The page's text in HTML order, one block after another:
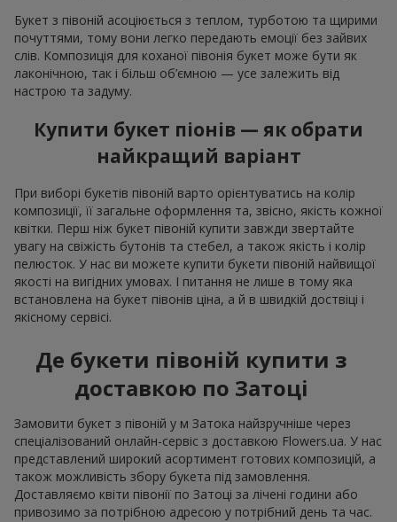
Букет з півоній асоціюється з теплом, турботою та щирими
почуттями, тому вони легко передають емоції без зайвих
слів. Композиція для коханої півонія букет може бути як
лаконічною, так і більш об’ємною — усе залежить від
настрою та задуму.
Купити букет піонів — як обрати
найкращий варіант
При виборі букетів півоній варто орієнтуватись на колір
композиції, її загальне оформлення та, звісно, якість кожної
квітки. Перш ніж букет півоній купити завжди звертайте
увагу на свіжість бутонів та стебел, а також якість і колір
пелюсток. У нас ви можете купити букети півоній найвищої
якості на вигідних умовах. І питання не лише в тому яка
встановлена на букет півонів ціна, а й в швидкій доствіці і
якісному сервісі.
Де букети півоній купити з
доставкою по Затоці
Замовити букет з півоній у м Затока найзручніше через
спеціалізований онлайн-сервіс з доставкою Flowers.ua. У нас
представлений широкий асортимент готових композицій, а
також можливість збору букета під замовлення.
Доставляємо квіти півонії по Затоці за лічені години або
привозимо за потрібною адресою у потрібний день та час.